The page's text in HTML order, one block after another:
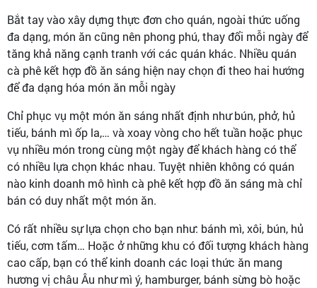
Bắt tay vào xây dựng thực đơn cho quán, ngoài thức uống
đa dạng, món ăn cũng nên phong phú, thay đổi mỗi ngày để
tăng khả năng cạnh tranh với các quán khác. Nhiều quán
cà phê kết hợp đồ ăn sáng hiện nay chọn đi theo hai hướng
để đa dạng hóa món ăn mỗi ngày
Chỉ phục vụ một món ăn sáng nhất định như bún, phở, hủ
tiếu, bánh mì ốp la,… và xoay vòng cho hết tuần hoặc phục
vụ nhiều món trong cùng một ngày để khách hàng có thể
có nhiều lựa chọn khác nhau. Tuyệt nhiên không có quán
nào kinh doanh mô hình cà phê kết hợp đồ ăn sáng mà chỉ
bán có duy nhất một món ăn.
Có rất nhiều sự lựa chọn cho bạn như: bánh mì, xôi, bún, hủ
tiếu, cơm tấm… Hoặc ở những khu có đối tượng khách hàng
cao cấp, bạn có thể kinh doanh các loại thức ăn mang
hương vị châu Âu như mì ý, hamburger, bánh sừng bò hoặc